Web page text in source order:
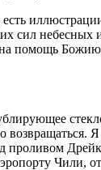
сил небесных
помощь Божию
проливом
Чили,